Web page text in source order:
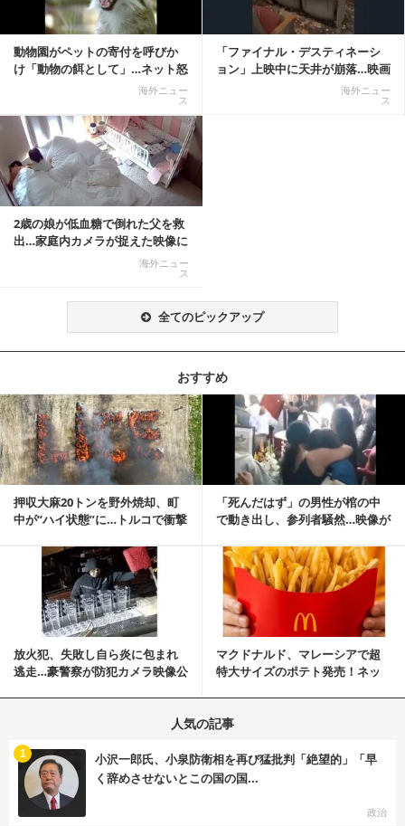
動物園がペットの寄付を呼びか
け「動物の餌として」…ネット怒
海外ニュー
ス
「ファイナル・デスティネーシ
ョン」上映中に天井が崩落…映画
海外ニュー
ス
2歳の娘が低血糖で倒れた父を救
出…家庭内カメラが捉えた映像に
海外ニュー
ス
全てのピックアップ
おすすめ
押収大麻20トンを野外焼却、町
中が“ハイ状態”に…トルコで衝撃
「死んだはず」の男性が棺の中
で動き出し、参列者騒然…映像が
記事を読む
放火犯、失敗し自ら炎に包まれ
逃走…豪警察が防犯カメラ映像公
マクドナルド、マレーシアで超
特大サイズのポテト発売！ネッ
記事を読む
人気の記事
小沢一郎氏、小泉防衛相を再び猛批判「絶望的」「早
く辞めさせないとこの国の国...
政治
1